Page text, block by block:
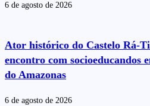
6 de agosto de 2026
Ator histórico do Castelo Rá-
encontro com socioeducandos
do Amazonas
6 de agosto de 2026